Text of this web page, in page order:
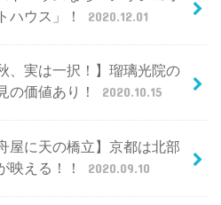
ハウス」！
2020.12.01
、実は一択！】瑠璃光院の
の価値あり！
2020.10.15
屋に天の橋立】京都は北部
映える！！
2020.09.10